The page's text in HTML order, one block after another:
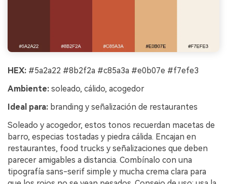
HEX: #5a2a22 #8b2f2a #c85a3a #e0b07e #f7efe3
Ambiente: soleado, cálido, acogedor
Ideal para: branding y señalización de restaurantes
Soleado y acogedor, estos tonos recuerdan macetas de
barro, especias tostadas y piedra cálida. Encajan en
restaurantes, food trucks y señalizaciones que deben
parecer amigables a distancia. Combínalo con una
tipografía sans-serif simple y mucha crema clara para